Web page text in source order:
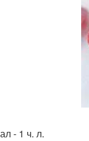
- 1 ч. л.